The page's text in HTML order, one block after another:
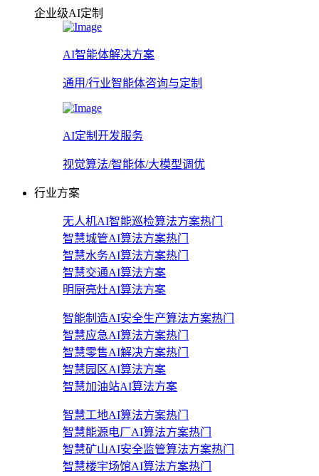
企业级AI定制
AI智能体解决方案
通用/行业智能体咨询与定制
AI定制开发服务
视觉算法/智能体/大模型调优
行业方案
无人机AI智能巡检算法方案热门
智慧城管AI算法方案热门
智慧水务AI算法方案热门
智慧交通AI算法方案
明厨亮灶AI算法方案
智能制造AI安全生产算法方案热门
智慧应急AI算法方案热门
智慧零售AI解决方案热门
智慧园区AI算法方案
智慧加油站AI算法方案
智慧工地AI算法方案热门
智慧能源电厂AI算法方案热门
智慧矿山AI安全监管算法方案热门
智慧楼宇场馆AI算法方案热门